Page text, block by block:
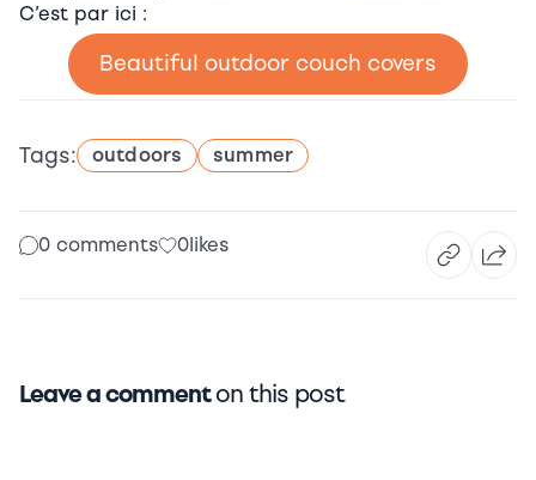
C’est par ici :
Beautiful outdoor couch covers
Tags: outdoors summer
0 comments 0likes
Leave a commenton this post